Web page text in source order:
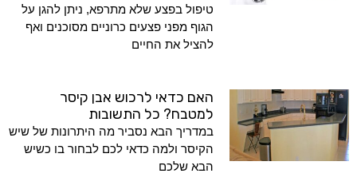
טיפול בפצע שלא מתרפא, ניתן להגן על
הגוף מפני פצעים כרוניים מסוכנים ואף
להציל את החיים
האם כדאי לרכוש אבן קיסר
למטבח? כל התשובות
במדריך הבא נסביר מה היתרונות של שיש
הקיסר ולמה כדאי לכם לבחור בו כשיש
הבא שלכם